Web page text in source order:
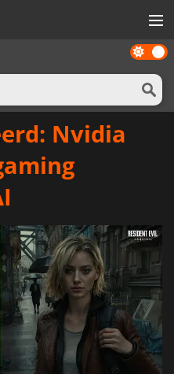
Dark
mode
Nvidia